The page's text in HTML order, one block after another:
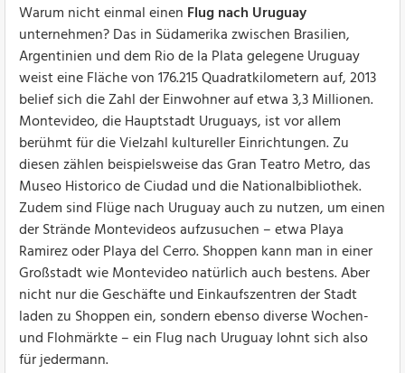
Warum nicht einmal einen Flug nach Uruguay
unternehmen? Das in Südamerika zwischen Brasilien,
Argentinien und dem Rio de la Plata gelegene Uruguay
weist eine Fläche von 176.215 Quadratkilometern auf, 2013
belief sich die Zahl der Einwohner auf etwa 3,3 Millionen.
Montevideo, die Hauptstadt Uruguays, ist vor allem
berühmt für die Vielzahl kultureller Einrichtungen. Zu
diesen zählen beispielsweise das Gran Teatro Metro, das
Museo Historico de Ciudad und die Nationalbibliothek.
Zudem sind Flüge nach Uruguay auch zu nutzen, um einen
der Strände Montevideos aufzusuchen – etwa Playa
Ramirez oder Playa del Cerro. Shoppen kann man in einer
Großstadt wie Montevideo natürlich auch bestens. Aber
nicht nur die Geschäfte und Einkaufszentren der Stadt
laden zu Shoppen ein, sondern ebenso diverse Wochen-
und Flohmärkte – ein Flug nach Uruguay lohnt sich also
für jedermann.